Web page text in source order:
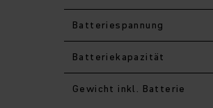
Batteriespannung
Batteriekapazität
Gewicht inkl. Batterie